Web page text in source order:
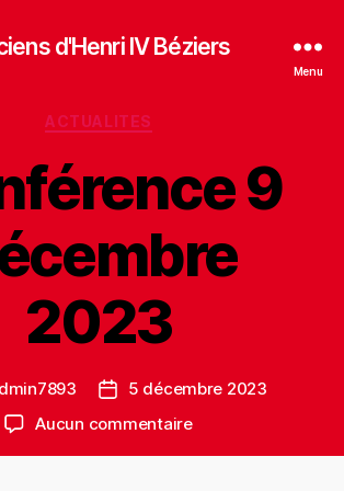
d'Henri IV Béziers
Menu
Catégories
ACTUALITES
9
2023
Date5 décembre 2023
Aucun commentairesur